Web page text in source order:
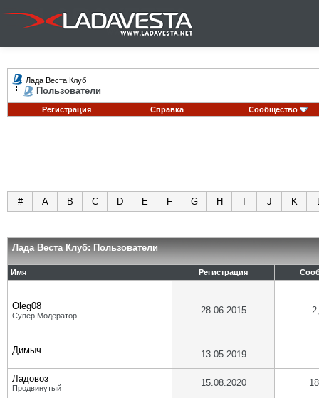
Лада Веста Клуб
Пользователи
Регистрация Справка Сообщество
# A B C D E F G H J K
Лада Веста Клуб: Пользователи
Имя Регистрация
Oleg08
Супер Модератор 28.06.2015
Димыч 13.05.2019
Ладовоз
Продвинутый 15.08.2020